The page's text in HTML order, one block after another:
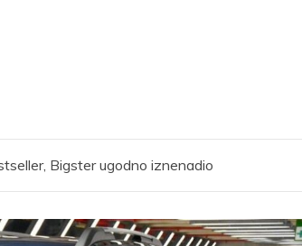
Bigster ugodno iznenadio